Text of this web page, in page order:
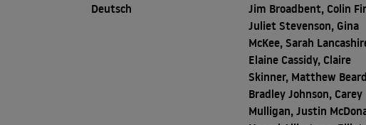
Deutsch
Jim Broadbent, Colin
Juliet Stevenson, Gina
McKee, Sarah
Elaine Cassidy, Claire
Skinner, Matthew
Bradley Johnson, Carey
Mulligan, Justin